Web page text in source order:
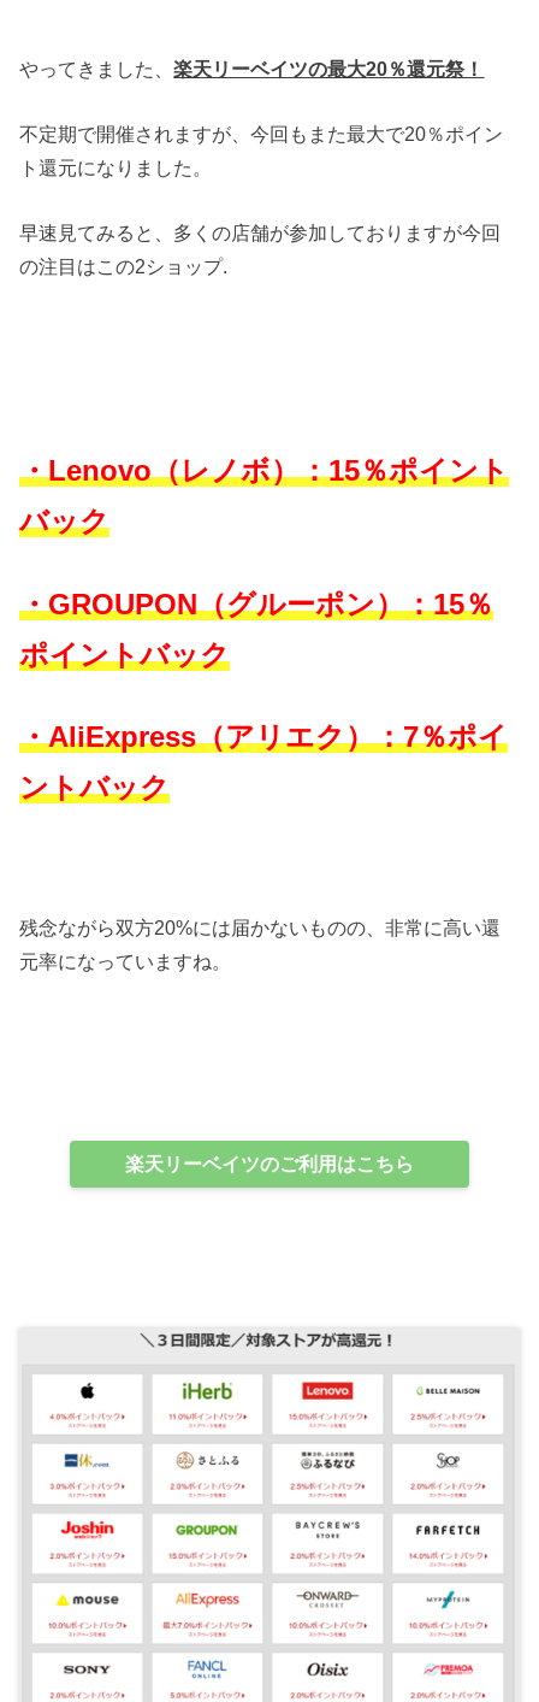
やってきました、楽天リーベイツの最大20％還元祭！
不定期で開催されますが、今回もまた最大で20％ポイン
ト還元になりました。
早速見てみると、多くの店舗が参加しておりますが今回
の注目はこの2ショップ.
・Lenovo（レノボ）：15％ポイント
バック
・GROUPON（グルーポン）：15％
ポイントバック
・AliExpress（アリエク）：7％ポイ
ントバック
残念ながら双方20%には届かないものの、非常に高い還
元率になっていますね。
楽天リーベイツのご利用はこちら